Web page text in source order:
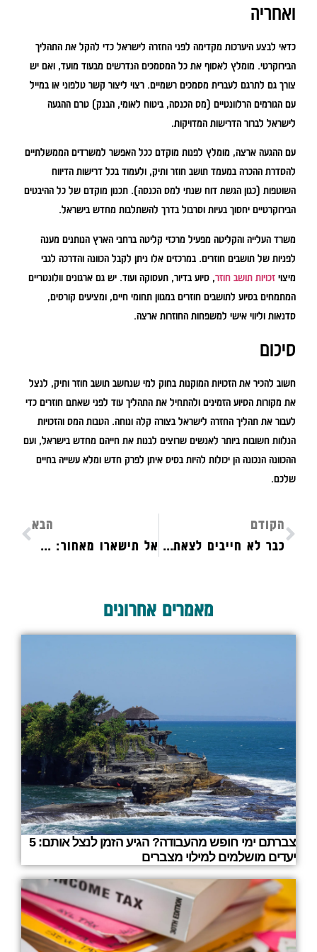
ואחריה
כדאי לבצע היערכות מקדימה לפני החזרה לישראל כדי להקל את התהליך
הבירוקרטי. מומלץ לאסוף את כל המסמכים הנדרשים מבעוד מועד, ואם יש
צורך גם לתרגם לעברית מסמכים רשמיים. רצוי ליצור קשר טלפוני או במייל
עם הגורמים הרלוונטיים (מס הכנסה, ביטוח לאומי, הבנק) טרם ההגעה
לישראל לברור הדרישות המדויקות.
עם ההגעה ארצה, מומלץ לפנות מוקדם ככל האפשר למשרדים הממשלתיים
להסדרת ההכרה במעמד תושב חוזר ותיק, ולעמוד בכל דרישות הדיווח
השוטפות (כגון הגשת דוח שנתי למס הכנסה). תכנון מוקדם של כל ההיבטים
הבירוקרטיים יחסוך בעיות וסרבול בדרך להשתלבות מחדש בישראל.
משרד העלייה והקליטה מפעיל מרכזי קליטה ברחבי הארץ הנותנים מענה
לפניות של תושבים חוזרים. במרכזים אלו ניתן לקבל הכוונה והדרכה לגבי
מיצוי זכויות תושב חוזר, סיוע בדיור, תעסוקה ועוד. יש גם ארגונים וולונטריים
המתמחים בסיוע לתושבים חוזרים במגוון תחומי חיים, ומציעים קורסים,
סדנאות וליווי אישי למשפחות החוזרות ארצה.
סיכום
חשוב להכיר את הזכויות המוקנות בחוק למי שנחשב תושב חוזר ותיק, לנצל
את מקורות הסיוע הזמינים ולהתחיל את התהליך עוד לפני שאתם חוזרים כדי
לעבור את תהליך החזרה לישראל בצורה קלה ונוחה. הטבות המס והזכויות
הנלוות חשובות ביותר לאנשים שרוצים לבנות את חייהם מחדש בישראל, ועם
ההכוונה הנכונה הן יכולות להיות בסיס איתן לפרק חדש ומלא עשייה בחיים
שלכם.
הקודם
כבר לא חייבים לצאת כל בוקר למשרד: במה אפשר לעבוד מהבית?
הבא
אל תישארו מאחור: שיטות מוכחות לקידום אתרי איקומרס
מאמרים אחרונים
צברתם ימי חופש מהעבודה? הגיע הזמן לנצל אותם: 5
יעדים מושלמים למילוי מצברים